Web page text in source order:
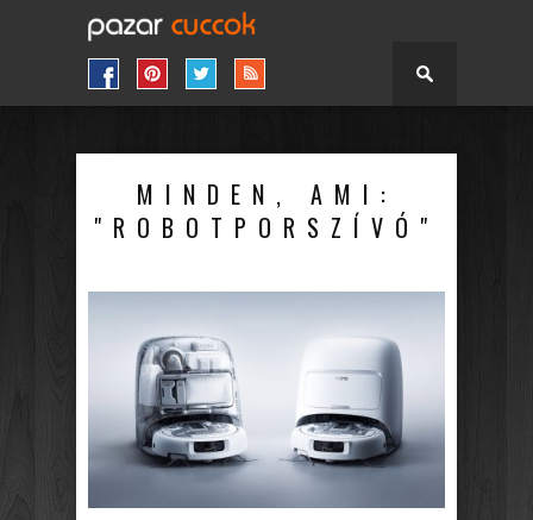
MINDEN, AMI:
"ROBOTPORSZÍVÓ"